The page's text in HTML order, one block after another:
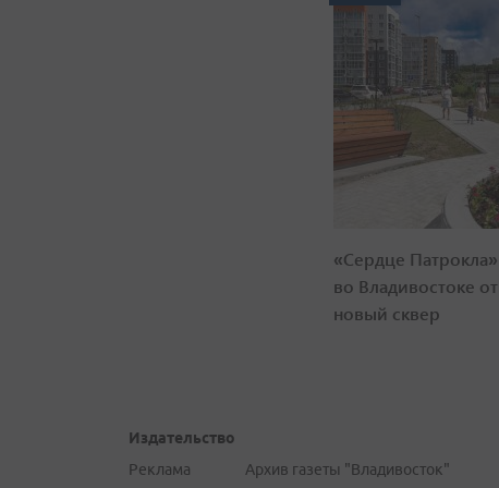
«Сердце
во Владивостоке
новый сквер
Издательство
Реклама
Архив газеты "Владивосток"